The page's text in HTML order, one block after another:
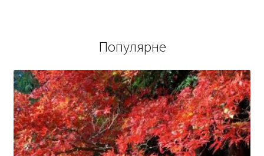
Популярне